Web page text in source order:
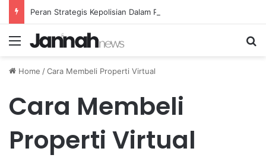
Menu
Home /Cara Membeli Properti Virtual
Cara Membeli
Properti Virtual